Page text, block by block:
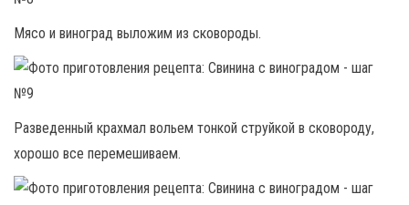
Мясо и виноград выложим из сковороды.
Разведенный крахмал вольем тонкой струйкой в сковороду,
хорошо все перемешиваем.